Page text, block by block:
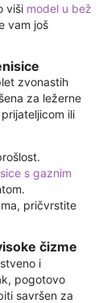
viši model u bež
vam još
zvonastih
za ležerne
ili
s gaznim
pričvrstite
čizme
i
pogotovo
savršen za